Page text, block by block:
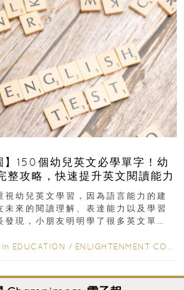
】150個幼兒英文必學單字！幼
整攻略，快速提升英文閱讀能力
視幼兒英文學習，因為語言能力的建
未來的閱讀理解、表達能力以及學習
發現，小朋友明明學了很多英文單
In EDUCATION / ENLIGHTENMENT CORNER